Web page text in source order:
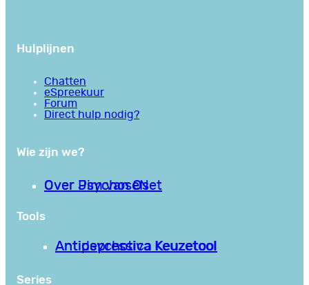
Hulplijnen
Chatten
eSpreekuur
Forum
Direct hulp nodig?
Wie zijn we?
Over PsychoseNet
Over Jim van Os
Tools
Antipsychotica Keuzetool
Antidepressiva Keuzetool
Series